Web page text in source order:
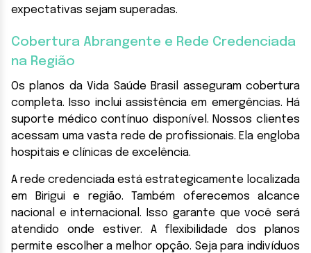
expectativas sejam superadas.
Cobertura Abrangente e Rede Credenciada
na Região
Os planos da Vida Saúde Brasil asseguram cobertura
completa. Isso inclui assistência em emergências. Há
suporte médico contínuo disponível. Nossos clientes
acessam uma vasta rede de profissionais. Ela engloba
hospitais e clínicas de excelência.
A rede credenciada está estrategicamente localizada
em Birigui e região. Também oferecemos alcance
nacional e internacional. Isso garante que você será
atendido onde estiver. A flexibilidade dos planos
permite escolher a melhor opção. Seja para indivíduos